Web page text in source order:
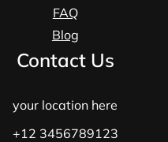
FAQ
Blog
Contact Us
your location here
+12 3456789123